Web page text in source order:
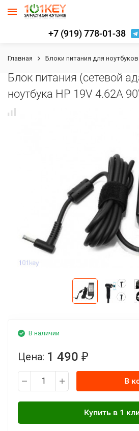
+7 (919) 778-01-38
Главная Блоки питания для ноутбуков
Блок питания (сетевой
ноутбука HP 19V 4.62A
В наличии
Цена: 1 490 ₽
В